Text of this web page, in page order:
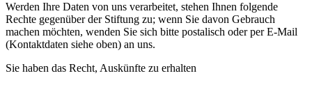
Werden Ihre Daten von uns verarbeitet, stehen Ihnen folgende
Rechte gegenüber der Stiftung zu; wenn Sie davon Gebrauch
machen möchten, wenden Sie sich bitte postalisch oder per E-Mail
(Kontaktdaten siehe oben) an uns.
Sie haben das Recht, Auskünfte zu erhalten